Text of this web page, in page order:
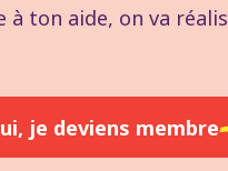
à ton aide, on va
je deviens membre